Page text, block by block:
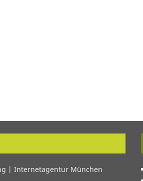
| Internetagentur München